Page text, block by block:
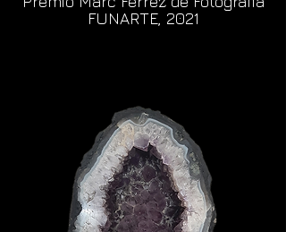
FUNARTE, 2021